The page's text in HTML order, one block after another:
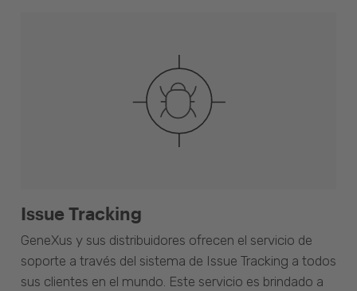
Issue Tracking
GeneXus y sus distribuidores ofrecen el servicio de
soporte a través del sistema de Issue Tracking a todos
sus clientes en el mundo. Este servicio es brindado a